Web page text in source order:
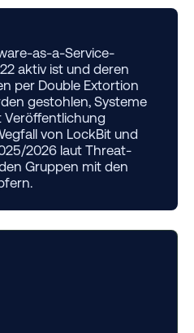
as-a-Service-
aktiv ist und deren
per Double Extortion
gestohlen, Systeme
Veröffentlichung
von LockBit und
2026 laut Threat-
Gruppen mit den